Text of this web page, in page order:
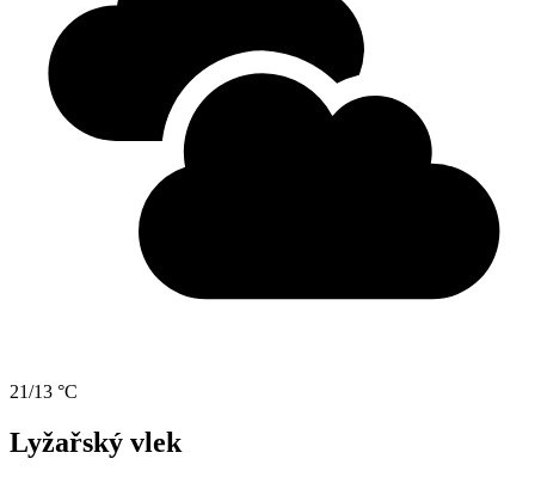
21/13 °C
Lyžařský vlek